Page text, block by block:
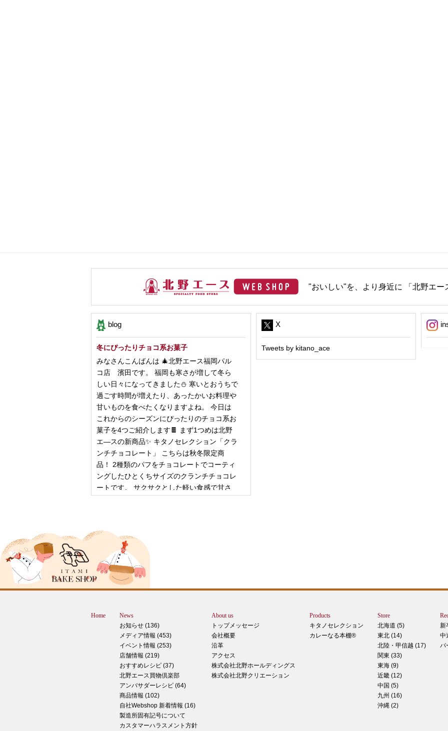
"おいしい"を、より身近に 「北野エー
blog
冬にぴったりチョコ系お菓子
みなさんこんばんは 🎄北野エース福岡パル
コ店 濱田です。 福岡も寒さが増して冬ら
しい日々になってきました⛄️ 寒いとおうちで
過ごす時間が増えたり、あったかいお料理や
甘いものを食べたくなりますよね。 今日は
これからのシーズンにぴったりのチョコ系お
菓子を4つご紹介します🍫 まず1つめは北野
エ―スの新商品✨ キタノセレクション「クラ
ンチチョコレート」 こちらは秋冬限定商
品！ 2種類のパフをチョコレートでコーティ
ングしたひとくちサイズのクランチチョコレ
ートです。 サクサクとした軽い食感で甘さ
ピザ立ちぬ
ブログをご覧の皆様、こんにちは！北野エー
スMOMOテラス店の大西です。 いきなりで
すが、これは何だと思いますか？ ヒントは
12月に活躍するあの食べ物です！ はんぺ
す。 それでは正解発表です。リバースカー
ドオープン！！ なんと四角いピザなんで
す！今回は冬に大活躍のピザ、紹介いたしま
す。 キタノセレクション手のばしピザ マ
ルゲリータ 北野エースオリジナル商品のピ
ザになります。特徴は何といってもこの形！
生地はひとつひとつ手で
2024年12月14日
もっちもち！和スイーツと一緒に素敵なティ
X
Tweets by kitano_ace
Home
News
お知らせ (136)
メディア情報 (453)
イベント情報 (253)
店舗情報 (219)
おすすめレシピ (37)
北野エース買物倶楽部
アンバサダーレシピ (64)
商品情報 (102)
自社Webshop 新着情報 (16)
製造所固有記号について
カスタマーハラスメント方針
About us
トップメッセージ
会社概要
沿革
アクセス
株式会社北野ホールディングス
株式会社北野クリエーション
Products
キタノセレクション
カレーなる本棚®
Store
北海道 (5)
東北 (14)
北陸・甲信越 (17)
関東 (33)
東海 (9)
近畿 (12)
中国 (5)
九州 (16)
沖縄 (2)
新
中
パ